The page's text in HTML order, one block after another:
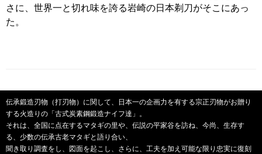
さに、世界一と切れ味を誇る岩崎の日本剃刀がそこにあっ
た。
伝承鍛造刃物（打刃物）に関して、日本一の企画力を有する宗正刃物がお贈り
する火造りの「古式炭素鋼鍛造ナイフ達」。
それは、全国に点在するマタギの里や、伝説の平家谷を訪ね、今尚、生存す
る、少数の伝承古老マタギと語り合い、
聞き取り調査をし、図面を起こし、さらに、工夫を加え可能な限り忠実に復刻